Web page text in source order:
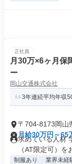
正社員
月30万×6ヶ月保
ー
岡山交通株式会社
3年連続平均年収
〒704-8173岡山
月給30万円～65
求めている人材
（AT限定可）を
制服あり 業界未経